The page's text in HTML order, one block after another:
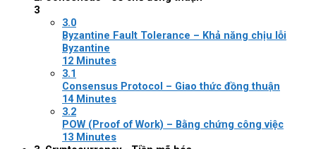
3
3.0
Byzantine Fault Tolerance – Khả năng chịu lỗi
Byzantine
12 Minutes
3.1
Consensus Protocol – Giao thức đồng thuận
14 Minutes
3.2
POW (Proof of Work) – Bằng chứng công việc
13 Minutes